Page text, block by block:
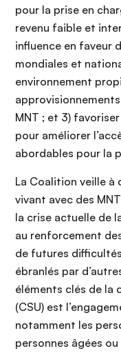
pour la prise en
revenu faible et
influence en faveur
mondiales et
environnement
MNT ; et 3)
pour améliorer
abordables pour la
La Coalition veille à
vivant avec des
la crise actuelle de
au renforcement
de futures
ébranlés par
éléments clés de la
(CSU) est
notamment les
personnes âgées